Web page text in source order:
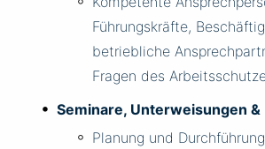
Führungskräfte,
betriebliche
Fragen des
Seminare, Unterweisungen &
Planung und